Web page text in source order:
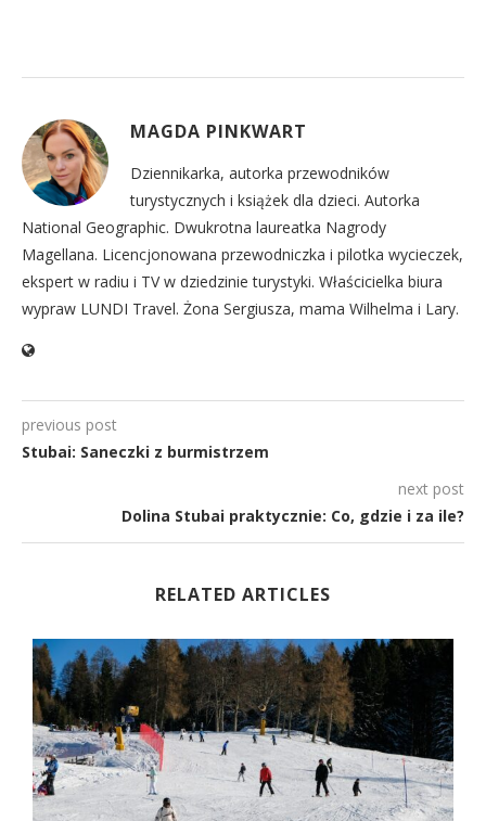
MAGDA PINKWART
Dziennikarka, autorka przewodników
turystycznych i książek dla dzieci. Autorka
National Geographic. Dwukrotna laureatka Nagrody
Magellana. Licencjonowana przewodniczka i pilotka wycieczek,
ekspert w radiu i TV w dziedzinie turystyki. Właścicielka biura
wypraw LUNDI Travel. Żona Sergiusza, mama Wilhelma i Lary.
previous post
Stubai: Saneczki z burmistrzem
next post
Dolina Stubai praktycznie: Co, gdzie i za ile?
RELATED ARTICLES